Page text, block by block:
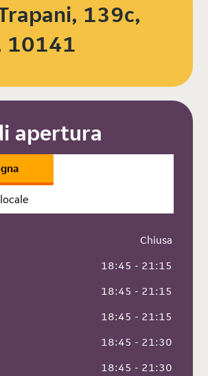
139c,
10141
apertura
Chiusa
18:45 - 21:15
18:45 - 21:15
18:45 - 21:15
18:45 - 21:30
18:45 - 21:30